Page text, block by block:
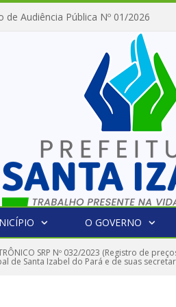
de Audiência Pública Nº 01/2026
O GOVERNO
SRP Nº 032/2023 (Registro de
de Santa Izabel do Pará e de suas